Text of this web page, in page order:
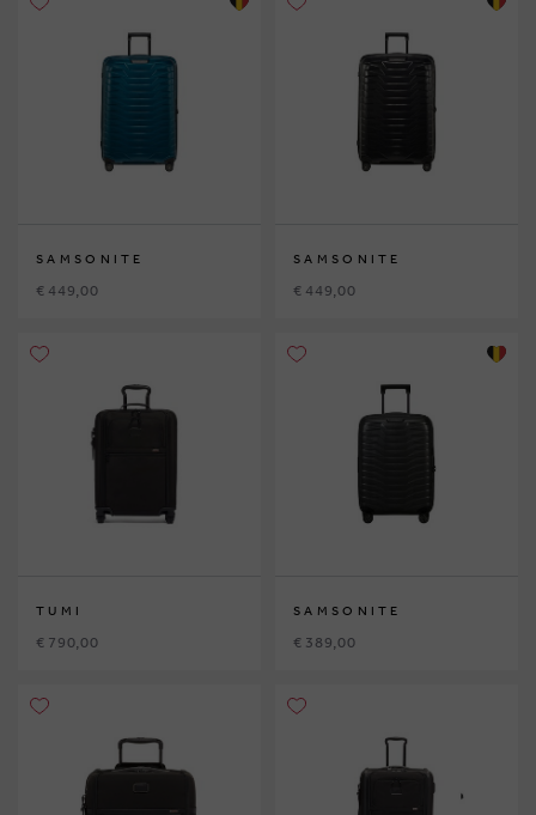
SAMSONITE
€ 449,00
SAMSONITE
€ 449,00
TUMI
€ 790,00
SAMSONITE
€ 389,00